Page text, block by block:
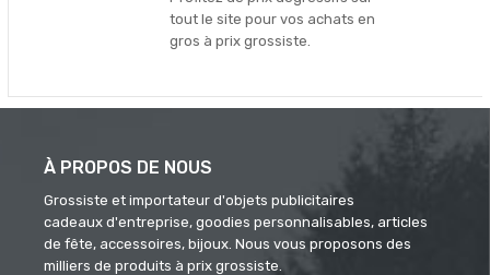
tout le site pour vos achats en
gros à prix grossiste.
À PROPOS DE NOUS
Grossiste et importateur d'objets publicitaires
cadeaux d'entreprise, goodies personnalisables, articles
de fête, accessoires, bijoux. Nous vous proposons des
milliers de produits à prix grossiste.